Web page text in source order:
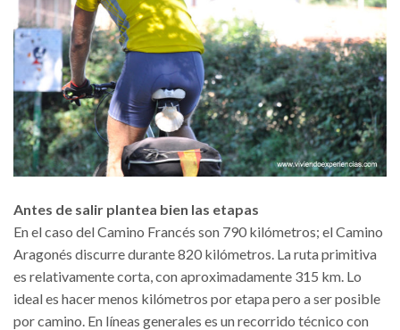
Antes de salir plantea bien las etapas
En el caso del Camino Francés son 790 kilómetros; el Camino
Aragonés discurre durante 820 kilómetros. La ruta primitiva
es relativamente corta, con aproximadamente 315 km. Lo
ideal es hacer menos kilómetros por etapa pero a ser posible
por camino. En líneas generales es un recorrido técnico con